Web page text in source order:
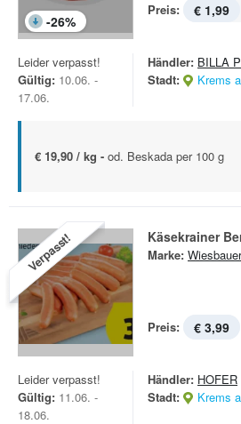
-26%
Preis: € 1,99
Leider verpasst!
Gültig: 10.06. -
17.06.
Händler: BILLA
Stadt:
Krems
€ 19,90 / kg - od. Beskada per 100 g
Verpasst! Käsekrainer
Marke: Wiesbauer
Preis: € 3,99
Leider verpasst!
Gültig: 11.06. -
18.06.
Händler: HOFER
Stadt:
Krems